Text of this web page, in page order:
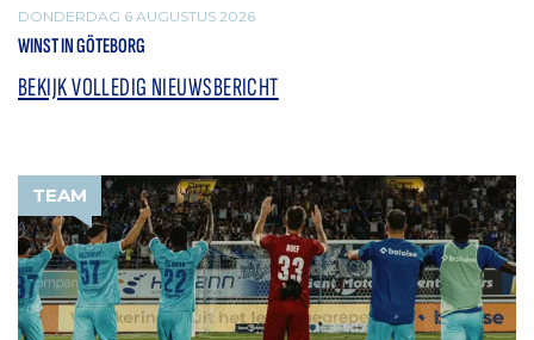
DONDERDAG 6 AUGUSTUS 2026
WINST IN GÖTEBORG
BEKIJK VOLLEDIG NIEUWSBERICHT
TEAM